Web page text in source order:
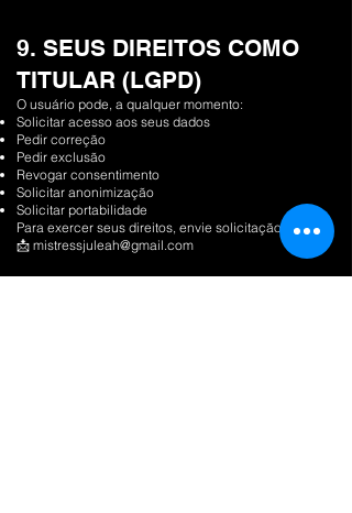
9. SEUS DIREITOS COMO
TITULAR (LGPD)
O usuário pode, a qualquer momento:
Solicitar acesso aos seus dados
Pedir correção
Pedir exclusão
Revogar consentimento
Solicitar anonimização
Solicitar portabilidade
Para exercer seus direitos, envie solicitação para:
📩 mistressjuleah@gmail.com